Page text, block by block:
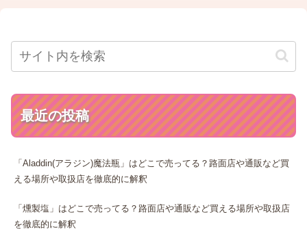
最近の投稿
「Aladdin(アラジン)魔法瓶」はどこで売ってる？路面店や通販など買
える場所や取扱店を徹底的に解釈
「燻製塩」はどこで売ってる？路面店や通販など買える場所や取扱店
を徹底的に解釈